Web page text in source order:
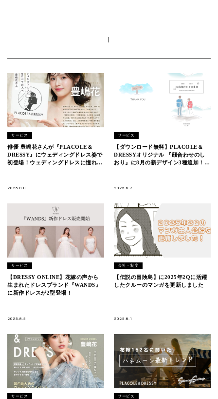
サービス
俳優 豊嶋花さんが『PLACOLE＆
DRESSY』にウェディングドレス姿で
初登場！ウェディングドレスに憧れる
2025.8.8
サービス
【ダウンロード無料】PLACOLE＆
DRESSYオリジナル 『顔合わせのし
おり』に8月の新デザイン3種追加！名
2025.8.7
サービス
【DRESSY ONLINE】花嫁の声から
生まれたドレスブランド『WANDS』
に新作ドレスが2型登場！
2025.8.5
会社・制度
【伝説の冒険島】に2025年2Qに活躍
したクルーのマンガを更新しました
2025.8.1
サービス サービス